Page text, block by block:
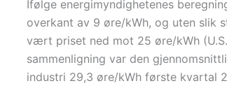
Ifølge energimyndighetenes
overkant av 9 øre/kWh, og uten slik
vært priset ned mot 25 øre/kWh
sammenligning var den
industri 29,3 øre/kWh første kvartal